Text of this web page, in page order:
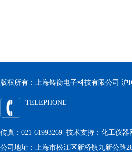
版权所有：上海铸衡电子科技有限公司 沪
TELEPHONE
传真：021-61993269 技术支持： 化工仪器
公司地址：上海市松江区新桥镇九新公路